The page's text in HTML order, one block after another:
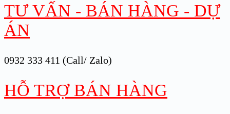
TƯ VẤN - BÁN HÀNG - DỰ
ÁN
0932 333 411 (Call/ Zalo)
HỖ TRỢ BÁN HÀNG